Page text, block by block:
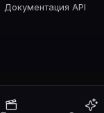
Документация API